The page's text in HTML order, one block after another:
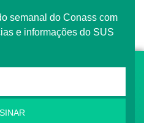
e informações do SUS